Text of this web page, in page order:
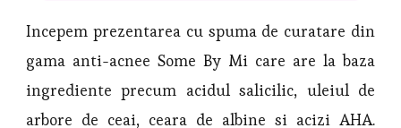
Incepem prezentarea cu spuma de curatare din
gama anti-acnee Some By Mi care are la baza
ingrediente precum acidul salicilic, uleiul de
arbore de ceai, ceara de albine si acizi AHA.